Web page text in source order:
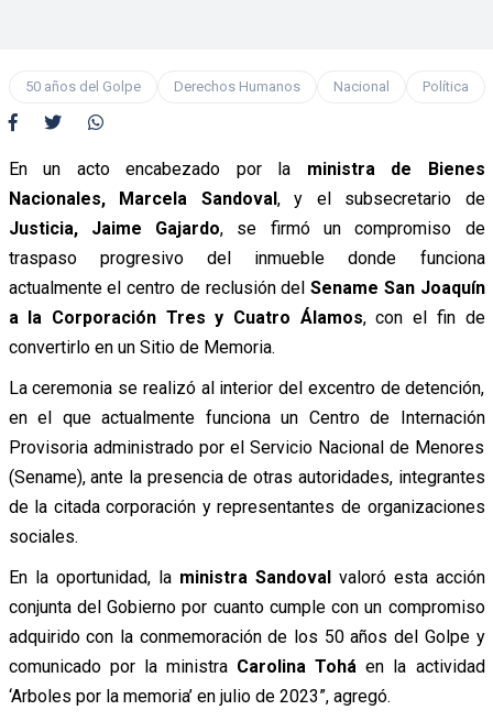
50 años del Golpe Derechos Humanos Nacional Política
En un acto encabezado por la ministra de Bienes
Nacionales, Marcela Sandoval, y el subsecretario de
Justicia, Jaime Gajardo, se firmó un compromiso de
traspaso progresivo del inmueble donde funciona
actualmente el centro de reclusión del Sename San Joaquín
a la Corporación Tres y Cuatro Álamos, con el fin de
convertirlo en un Sitio de Memoria.
La ceremonia se realizó al interior del excentro de detención,
en el que actualmente funciona un Centro de Internación
Provisoria administrado por el Servicio Nacional de Menores
(Sename), ante la presencia de otras autoridades, integrantes
de la citada corporación y representantes de organizaciones
sociales.
En la oportunidad, la ministra Sandovalvaloró esta acción
conjunta del Gobierno por cuanto cumple con un compromiso
adquirido con la conmemoración de los 50 años del Golpe y
comunicado por la ministra Carolina Tohá en la actividad
‘Arboles por la memoria’ en julio de 2023”, agregó.